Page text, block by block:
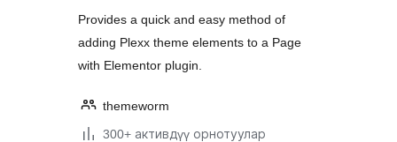
Provides a quick and easy method of
adding Plexx theme elements to a Page
with Elementor plugin.
themeworm
300+ активдүү орнотуулар